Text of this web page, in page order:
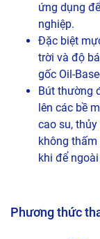
ứng dụng
nghiệp.
Đặc biệt
trời và độ
gốc Oil-
Bút thường
lên các bề
cao su,
không
khi để
Phương thức